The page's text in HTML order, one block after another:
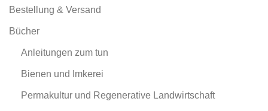
Bestellung & Versand
Bücher
Anleitungen zum tun
Bienen und Imkerei
Permakultur und Regenerative Landwirtschaft